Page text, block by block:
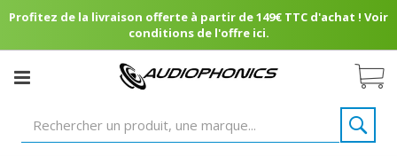
Profitez de la livraison offerte à partir de 149€ TTC d'achat ! Voir
conditions de l'offre ici.